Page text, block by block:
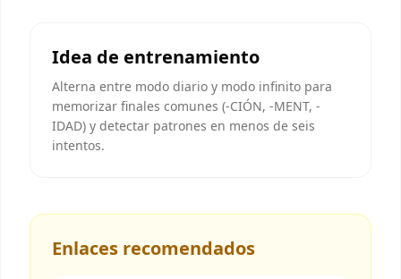
Idea de entrenamiento
Alterna entre modo diario y modo infinito para
memorizar finales comunes (-CIÓN, -MENT, -
IDAD) y detectar patrones en menos de seis
intentos.
Enlaces recomendados